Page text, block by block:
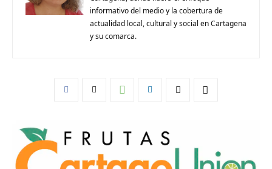
informativo del medio y la cobertura de
actualidad local, cultural y social en Cartagena
y su comarca.